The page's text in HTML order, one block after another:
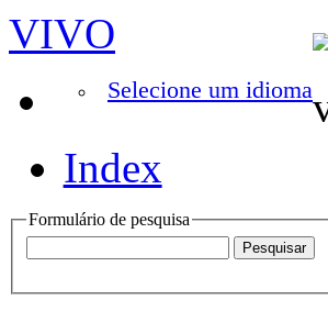
VIVO
Selecione um idioma
Index
Formulário de pesquisa